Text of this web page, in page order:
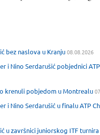
bez naslova u Kranju08.08.2026
i Nino Serdarušić pobjednici
krenuli pobjedom u Montrealu
i Nino Serdarušić u finalu ATP
u završnici juniorskog ITF turnira